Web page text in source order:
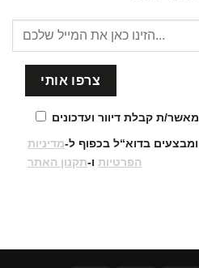
ת קבלת דיוור ועדכונים
בדוא“ל בכפוף ל-מדיניות
הפרטיותו-תקנון האתר